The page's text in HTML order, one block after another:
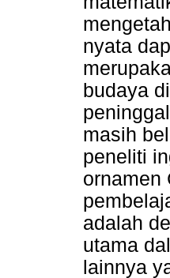
nyata
budaya
masih
peneliti
ornamen
adalah
utama
lainnya